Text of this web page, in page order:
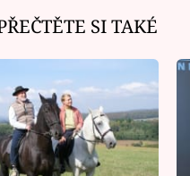
SI TAKÉ